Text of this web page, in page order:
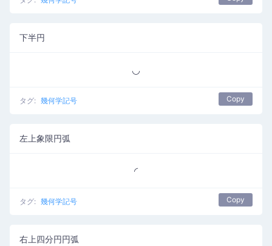
下半円
◡
タグ: 幾何学記号 Copy
左上象限円弧
◜
タグ: 幾何学記号 Copy
右上四分円円弧